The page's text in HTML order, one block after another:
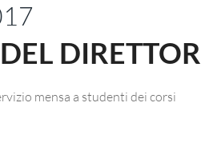
mensa a studenti dei corsi